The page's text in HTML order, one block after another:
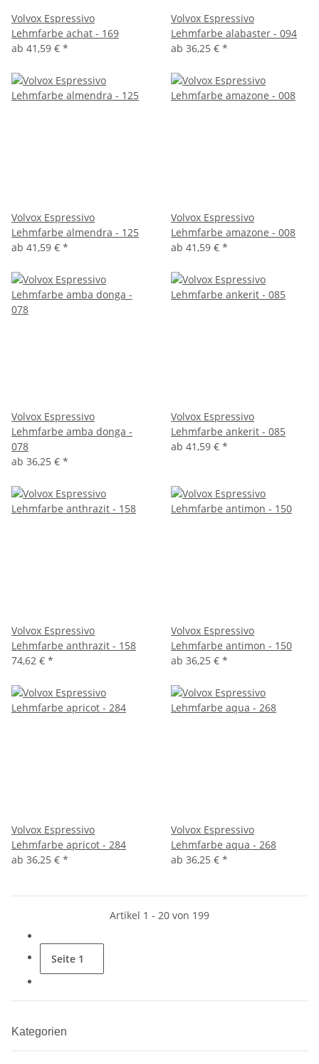
Volvox Espressivo
Lehmfarbe achat - 169
ab 41,59 € *
Volvox Espressivo
Lehmfarbe alabaster - 094
ab 36,25 € *
Volvox Espressivo
Lehmfarbe almendra - 125
ab 41,59 € *
Volvox Espressivo
Lehmfarbe amazone - 008
ab 41,59 € *
Volvox Espressivo
Lehmfarbe amba donga -
078
ab 36,25 € *
Volvox Espressivo
Lehmfarbe ankerit - 085
ab 41,59 € *
Volvox Espressivo
Lehmfarbe anthrazit - 158
74,62 € *
Volvox Espressivo
Lehmfarbe antimon - 150
ab 36,25 € *
Volvox Espressivo
Lehmfarbe apricot - 284
ab 36,25 € *
Volvox Espressivo
Lehmfarbe aqua - 268
ab 36,25 € *
Artikel 1 - 20 von 199
Seite 1
Kategorien